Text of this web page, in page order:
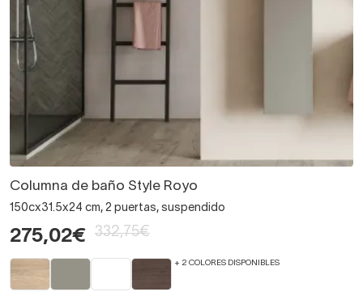
Columna de baño Style Royo
150cx31.5x24 cm, 2 puertas, suspendido
275,02€ 332,75€
+ 2 COLORES DISPONIBLES